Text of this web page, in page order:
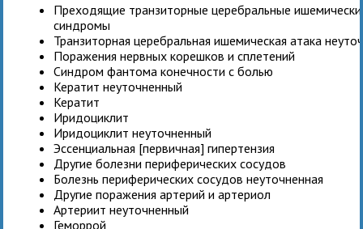
Преходящие транзиторные церебральные
синдромы
Транзиторная церебральная ишемическая атака
Поражения нервных корешков и сплетений
Синдром фантома конечности с болью
Кератит неуточненный
Кератит
Иридоциклит
Иридоциклит неуточненный
Эссенциальная [первичная] гипертензия
Другие болезни периферических сосудов
Болезнь периферических сосудов неуточненная
Другие поражения артерий и артериол
Артериит неуточненный
Геморрой